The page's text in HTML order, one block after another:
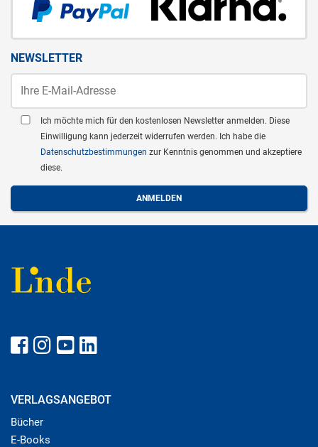
NEWSLETTER
Ich möchte mich für den kostenlosen Newsletter anmelden. Diese
Einwilligung kann jederzeit widerrufen werden. Ich habe die
Datenschutzbestimmungen zur Kenntnis genommen und akzeptiere
diese.
VERLAGSANGEBOT
Bücher
E-Books